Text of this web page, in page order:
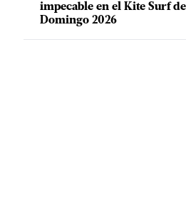
impecable en el Kite Surf
Domingo 2026